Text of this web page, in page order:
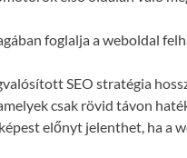
foglalja a weboldal
SEO stratégia
csak rövid távon
előnyt jelenthet, ha a